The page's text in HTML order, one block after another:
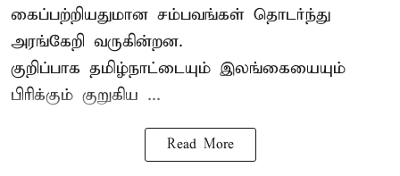
கைப்பற்றியதுமான சம்பவங்கள் தொடர்ந்து
அரங்கேறி வருகின்றன.
குறிப்பாக தமிழ்நாட்டையும் இலங்கையையும்
பிரிக்கும் குறுகிய ...
Read More